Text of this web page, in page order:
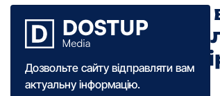
Дозвольте сайту відправляти вам
актуальну інформацію.
Однокласник
в ОВА
школяра на